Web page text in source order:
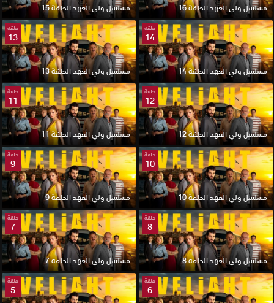
مسلسل ولي العهد الحلقة 16 مسلسل ولي العهد الحلقة 15
حلقة
14
مسلسل ولي العهد الحلقة 14
حلقة
13
مسلسل ولي العهد الحلقة 13
حلقة
12
مسلسل ولي العهد الحلقة 12
حلقة
11
مسلسل ولي العهد الحلقة 11
حلقة
10
مسلسل ولي العهد الحلقة 10
حلقة
9
مسلسل ولي العهد الحلقة 9
حلقة
8
مسلسل ولي العهد الحلقة 8
حلقة
7
مسلسل ولي العهد الحلقة 7
حلقة
6
حلقة
5